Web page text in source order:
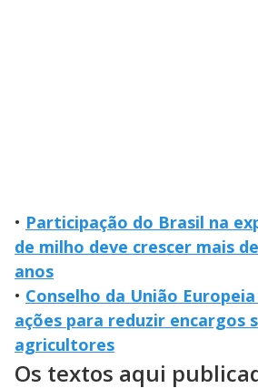
• Participação do Brasil na
de milho deve crescer mais
anos
• Conselho da União
ações para reduzir encargos
agricultores
Os textos aqui